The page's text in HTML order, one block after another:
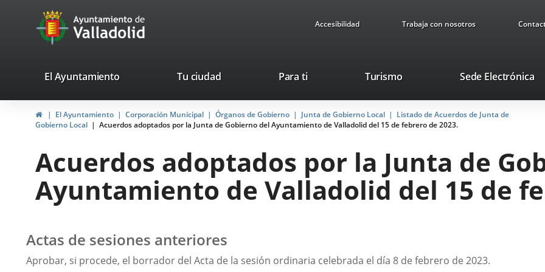
Portal
Web
Ayuntamiento
de
Valladolid
Accesibilidad Trabaja con nosotros
valladolid.es
El Ayuntamiento Tu ciudad Para ti TurismoEste
se
abrirá
en
ventana
nueva.
Sede Electrónica
InicioEl Ayuntamiento Corporación Municipal Órganos de Gobierno Junta de Gobierno Local
Listado de Acuerdos de Junta de
Gobierno Local
Acuerdos adoptados por la Junta de Gobierno del Ayuntamiento de Valladolid del 15 de febrero de 2023.
Acuerdos adoptados por la Junta de
Ayuntamiento de Valladolid del 15 de
Actas de sesiones anteriores
Aprobar, si procede, el borrador del Acta de la sesión ordinaria celebrada el día 8 de febrero de 2023.